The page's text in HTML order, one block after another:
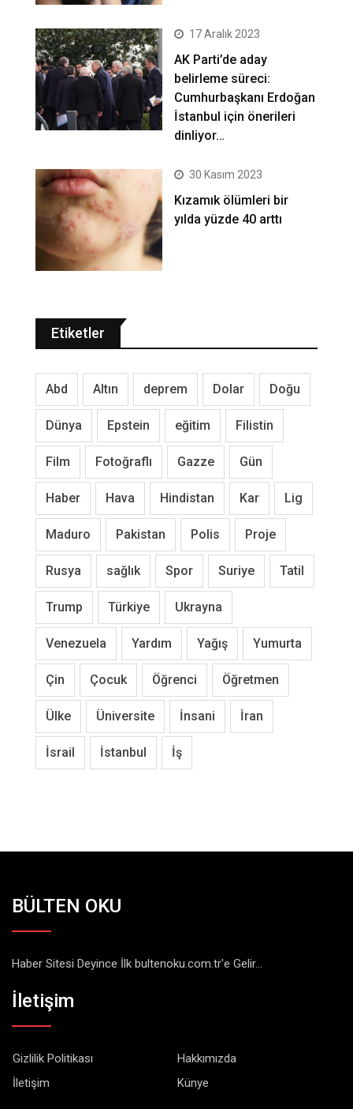
17 Aralık 2023
AK Parti’de aday
belirleme süreci:
Cumhurbaşkanı Erdoğan
İstanbul için önerileri
dinliyor…
30 Kasım 2023
Kızamık ölümleri bir
yılda yüzde 40 arttı
Etiketler
Abd Altın deprem Dolar Doğu
Dünya Epstein eğitim Filistin
Film Fotoğraflı Gazze Gün
Haber Hava Hindistan Kar Lig
Maduro Pakistan Polis Proje
Rusya sağlık Spor Suriye Tatil
Trump Türkiye Ukrayna
Venezuela Yardım Yağış Yumurta
Çin Çocuk Öğrenci Öğretmen
Ülke Üniversite İnsani İran
İsrail İstanbul İş
BÜLTEN OKU
Haber Sitesi Deyince İlk bultenoku.com.tr'e Gelir...
İletişim
Gizlilik Politikası
Hakkımızda
İletişim
Künye